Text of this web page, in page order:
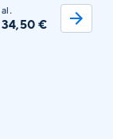
al.
34,50 €